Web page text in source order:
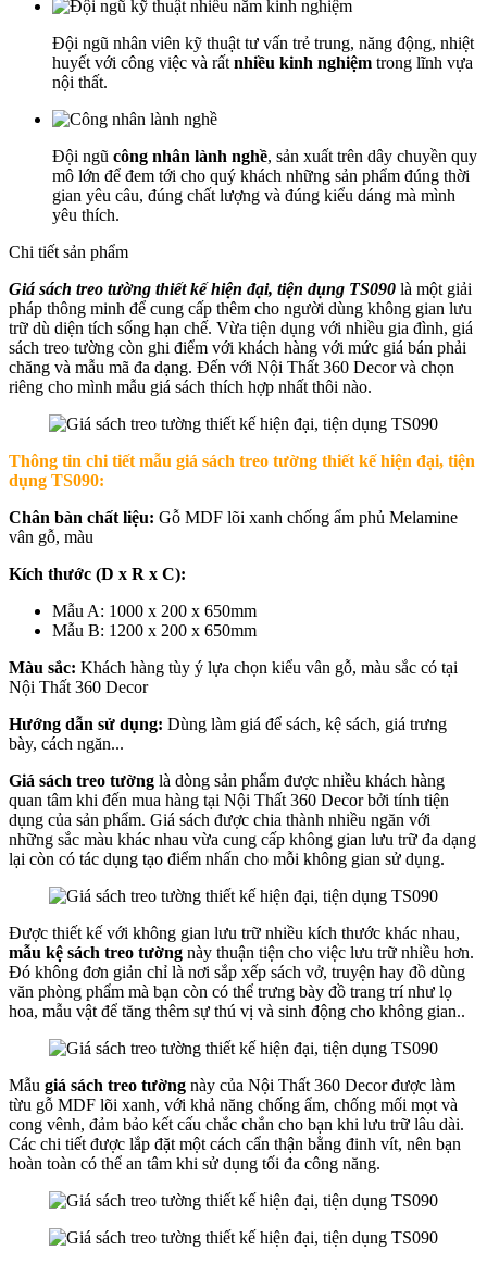
Đội ngũ nhân viên kỹ thuật tư vấn trẻ trung, năng động, nhiệt
huyết với công việc và rất nhiều kinh nghiệm trong lĩnh vựa
nội thất.
Đội ngũ công nhân lành nghề, sản xuất trên dây chuyền quy
mô lớn để đem tới cho quý khách những sản phẩm đúng thời
gian yêu câu, đúng chất lượng và đúng kiểu dáng mà mình
yêu thích.
Chi tiết sản phẩm
Giá sách treo tường thiết kế hiện đại, tiện dụng TS090 là một giải
pháp thông minh để cung cấp thêm cho người dùng không gian lưu
trữ dù diện tích sống hạn chế. Vừa tiện dụng với nhiều gia đình, giá
sách treo tường còn ghi điểm với khách hàng với mức giá bán phải
chăng và mẫu mã đa dạng. Đến với Nội Thất 360 Decor và chọn
riêng cho mình mẫu giá sách thích hợp nhất thôi nào.
Thông tin chi tiết mẫu giá sách treo tường thiết kế hiện đại, tiện
dụng TS090:
Chân bàn chất liệu: Gỗ MDF lõi xanh chống ẩm phủ Melamine
vân gỗ, màu
Kích thước (D x R x C):
Mẫu A: 1000 x 200 x 650mm
Mẫu B: 1200 x 200 x 650mm
Màu sắc: Khách hàng tùy ý lựa chọn kiểu vân gỗ, màu sắc có tại
Nội Thất 360 Decor
Hướng dẫn sử dụng: Dùng làm giá để sách, kệ sách, giá trưng
bày, cách ngăn...
Giá sách treo tường là dòng sản phẩm được nhiều khách hàng
quan tâm khi đến mua hàng tại Nội Thất 360 Decor bởi tính tiện
dụng của sản phẩm. Giá sách được chia thành nhiều ngăn với
những sắc màu khác nhau vừa cung cấp không gian lưu trữ đa dạng
lại còn có tác dụng tạo điểm nhấn cho mỗi không gian sử dụng.
Được thiết kế với không gian lưu trữ nhiều kích thước khác nhau,
mẫu kệ sách treo tường này thuận tiện cho việc lưu trữ nhiều hơn.
Đó không đơn giản chỉ là nơi sắp xếp sách vở, truyện hay đồ dùng
văn phòng phẩm mà bạn còn có thể trưng bày đồ trang trí như lọ
hoa, mẫu vật để tăng thêm sự thú vị và sinh động cho không gian..
Mẫu giá sách treo tường này của Nội Thất 360 Decor được làm
từu gỗ MDF lõi xanh, với khả năng chống ẩm, chống mối mọt và
cong vênh, đảm bảo kết cấu chắc chắn cho bạn khi lưu trữ lâu dài.
Các chi tiết được lắp đặt một cách cẩn thận bằng đinh vít, nên bạn
hoàn toàn có thể an tâm khi sử dụng tối đa công năng.